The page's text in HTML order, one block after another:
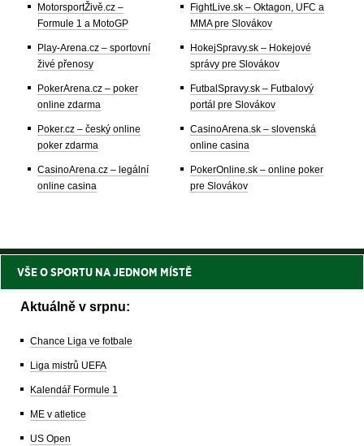
MotorsportŽivě.cz –
Formule 1 a MotoGP
Play-Arena.cz – sportovní
živé přenosy
PokerArena.cz – poker
online zdarma
Poker.cz – český online
poker zdarma
CasinoArena.cz – legální
online casina
FightLive.sk – Oktagon, UFC a
MMA pre Slovákov
HokejSpravy.sk – Hokejové
správy pre Slovákov
FutbalSpravy.sk – Futbalový
portál pre Slovákov
CasinoArena.sk – slovenská
online casina
PokerOnline.sk – online poker
pre Slovákov
VŠE O SPORTU NA JEDNOM MÍSTĚ
Aktuálně v srpnu:
Chance Liga ve fotbale
Liga mistrů UEFA
Kalendář Formule 1
ME v atletice
US Open